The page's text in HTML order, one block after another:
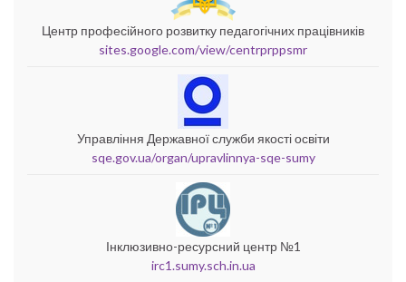
Центр професійного розвитку педагогічних працівників
sites.google.com/view/centrprppsmr
Управління Державної служби якості освіти
sqe.gov.ua/organ/upravlinnya-sqe-sumy
Інклюзивно-ресурсний центр №1
irc1.sumy.sch.in.ua